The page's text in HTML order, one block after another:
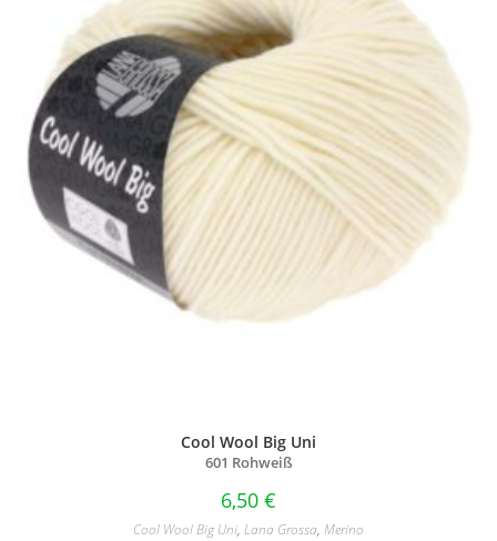
Cool Wool Big Uni
601 Rohweiß
6,50 €
Cool Wool Big Uni, Lana Grossa, Merino